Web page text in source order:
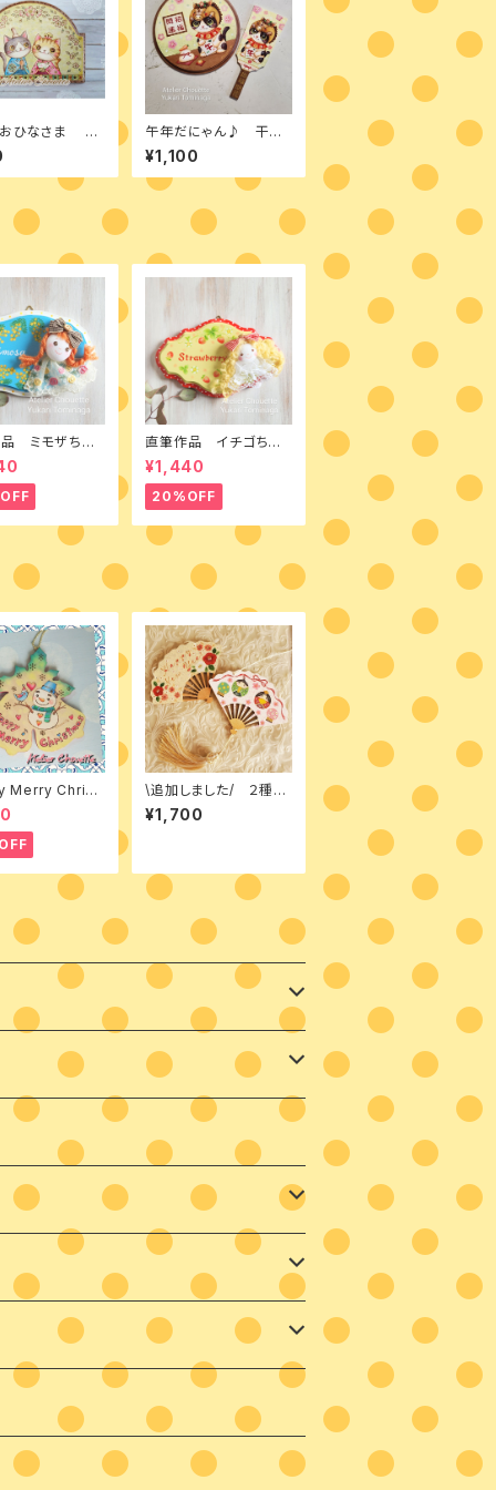
ひなさま デ
ケット ウッド
グ＆ペイント
午年だにゃん♪ 干支
の作品 2種類のデザ
インパケット
¥1,100
ミモザちゃ
ペイントとカン
ールのミニボー
直筆作品 イチゴちゃ
ん トールペイントとカン
トリードールのミニボー
ド
¥1,440
20%OFF
Merry Christ
付きキット
\追加しました/ ２種の
デザイン入り素材付き
キット【扇の飾り】 Ha
¥1,700